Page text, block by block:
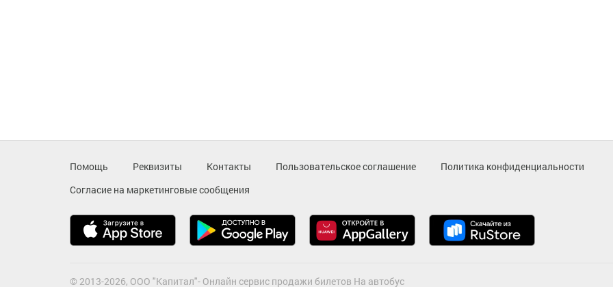
Помощь Реквизиты Контакты Пользовательское соглашение
Политика конфиденциальности
Согласие на маркетинговые сообщения
© 2013-2026, ООО "Капитал"- Онлайн сервис продажи билетов На автобус